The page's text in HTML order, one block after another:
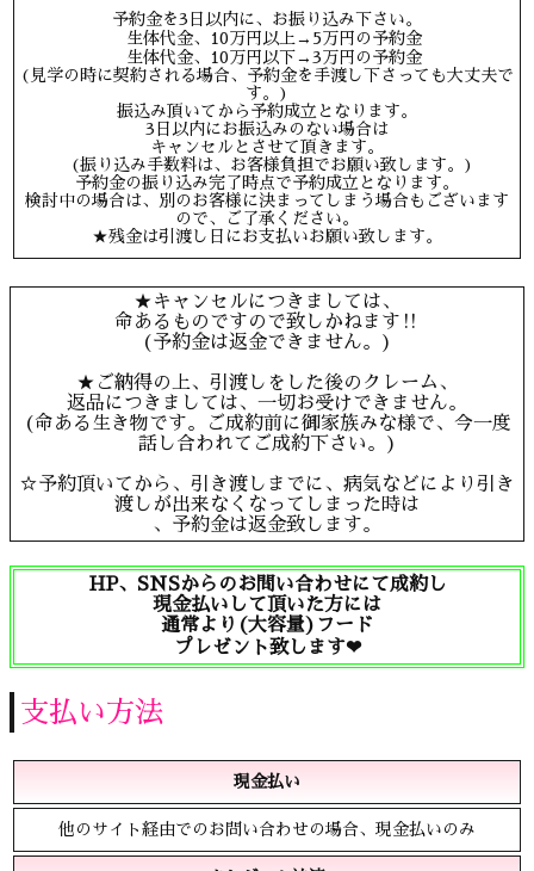
予約金を3日以内に、お振り込み下さい。
生体代金、10万円以上→5万円の予約金
生体代金、10万円以下→3万円の予約金
(見学の時に契約される場合、予約金を手渡し下さっても大丈夫で
す。)
振込み頂いてから予約成立となります。
3日以内にお振込みのない場合は
キャンセルとさせて頂きます。
(振り込み手数料は、お客様負担でお願い致します。)
予約金の振り込み完了時点で予約成立となります。
検討中の場合は、別のお客様に決まってしまう場合もございます
ので、ご了承ください。
★残金は引渡し日にお支払いお願い致します。
★キャンセルにつきましては、
命あるものですので致しかねます‼︎
(予約金は返金できません。)
★ご納得の上、引渡しをした後のクレーム、
返品につきましては、一切お受けできません。
(命ある生き物です。ご成約前に御家族みな様で、今一度
話し合われてご成約下さい。)
☆予約頂いてから、引き渡しまでに、病気などにより引き
渡しが出来なくなってしまった時は
、予約金は返金致します。
HP、SNSからのお問い合わせにて成約し
現金払いして頂いた方には
通常より(大容量)フード
プレゼント致します❤︎
支払い方法
現金払い
他のサイト経由でのお問い合わせの場合、現金払いのみ